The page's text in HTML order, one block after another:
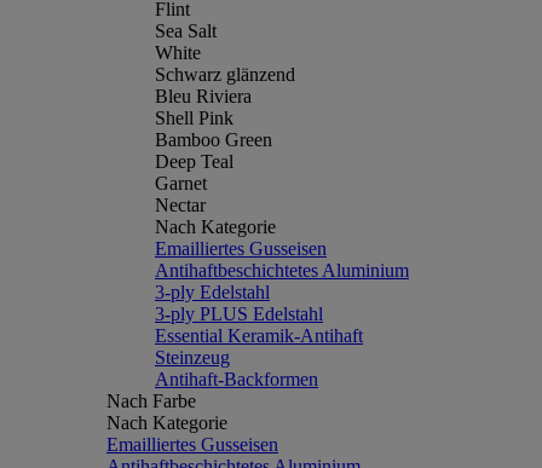
Flint
Sea Salt
White
Schwarz glänzend
Bleu Riviera
Shell Pink
Bamboo Green
Deep Teal
Garnet
Nectar
Nach Kategorie
Emailliertes Gusseisen
Antihaftbeschichtetes Aluminium
3-ply Edelstahl
3-ply PLUS Edelstahl
Essential Keramik-Antihaft
Steinzeug
Antihaft-Backformen
Nach Farbe
Nach Kategorie
Emailliertes Gusseisen